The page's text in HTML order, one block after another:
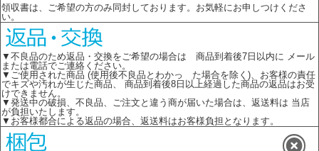
領収書は、ご希望の方のみ同封しております。お気軽にお申しつけくださ
い。
▼不良品のため返品・交換をご希望の場合は 商品到着後7日以内に メール
または電話でご連絡ください。
▼ご使用された商品 (使用後不良品とわかっ た場合を除く)、お客様の責任
でキズや汚れが生じた商品、 商品到着後8日以上経過した商品の返品はお受
けできません。
▼発送中の破損、不良品、ご注文と違う商が届いた場合は、返送料は 当店
が負担いたします。
▼お客様都合による返品の場合、返送料はお客様負担となります。